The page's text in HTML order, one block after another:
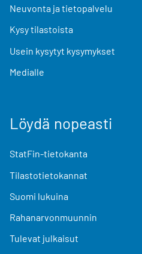
Neuvonta ja tietopalvelu
Kysy tilastoista
Usein kysytyt kysymykset
Medialle
Löydä nopeasti
StatFin-tietokanta
Tilastotietokannat
Suomi lukuina
Rahanarvonmuunnin
Tulevat julkaisut